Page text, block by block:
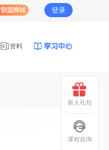
登录
资料
新人礼包
课程咨询